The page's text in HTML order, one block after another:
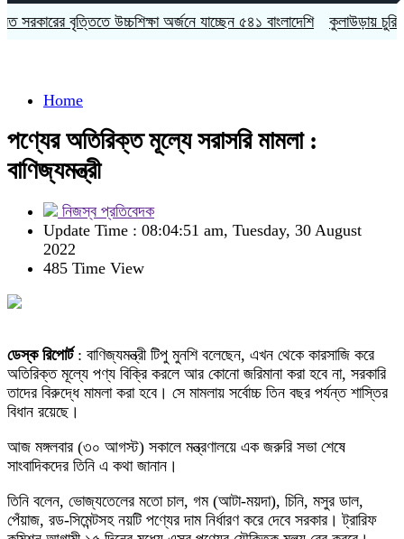
বৃত্তিতে উচ্চশিক্ষা অর্জনে যাচ্ছেন ৫৪১ বাংলাদেশি কুলাউড়ায় চুরির
Home
পণ্যের অতিরিক্ত মূল্যে সরাসরি মামলা :
বাণিজ্যমন্ত্রী
নিজস্ব প্রতিবেদক
Update Time : 08:04:51 am, Tuesday, 30 August
2022
485 Time View
ডেস্ক রিপোর্ট: বাণিজ্যমন্ত্রী টিপু মুনশি বলেছেন, এখন থেকে কারসাজি করে
অতিরিক্ত মূল্যে পণ্য বিক্রি করলে আর কোনো জরিমানা করা হবে না, সরকারি
তাদের বিরুদ্ধে মামলা করা হবে। সে মামলায় সর্বোচ্চ তিন বছর পর্যন্ত শাস্তির
বিধান রয়েছে।
আজ মঙ্গলবার (৩০ আগস্ট) সকালে মন্ত্রণালয়ে এক জরুরি সভা শেষে
সাংবাদিকদের তিনি এ কথা জানান।
তিনি বলেন, ভোজ্যতেলের মতো চাল, গম (আটা-ময়দা), চিনি, মসুর ডাল,
পেঁয়াজ, রড-সিমেন্টসহ নয়টি পণ্যের দাম নির্ধারণ করে দেবে সরকার। ট্রারিফ